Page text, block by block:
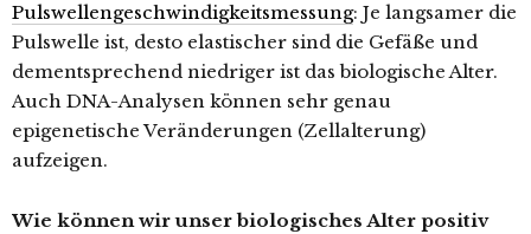
Pulswellengeschwindigkeitsmessung: Je langsamer die
Pulswelle ist, desto elastischer sind die Gefäße und
dementsprechend niedriger ist das biologische Alter.
Auch DNA-Analysen können sehr genau
epigenetische Veränderungen (Zellalterung)
aufzeigen.
Wie können wir unser biologisches Alter positiv